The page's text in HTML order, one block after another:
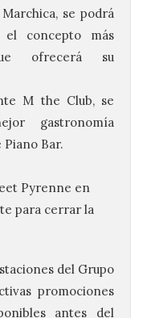
se podrá
concepto más
ofrecerá su
M the Club, se
gastronomía
Piano Bar.
Pyrenne en
para cerrar la
del Grupo
promociones
antes del